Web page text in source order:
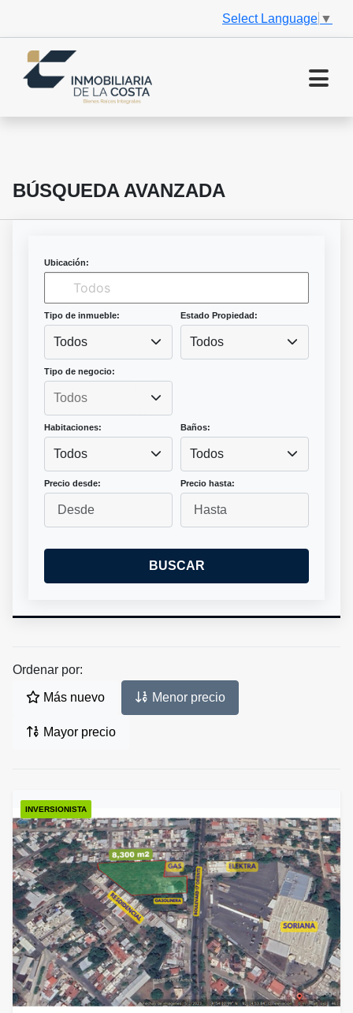
Select Language ▼
BÚSQUEDA AVANZADA
Ubicación:
Tipo de inmueble:
Todos
Estado Propiedad:
Todos
Tipo de negocio:
Habitaciones:
Todos
Baños:
Todos
Precio desde: Precio hasta:
BUSCAR
Ordenar por:
Más nuevo Menor precio
Mayor precio
INVERSIONISTA